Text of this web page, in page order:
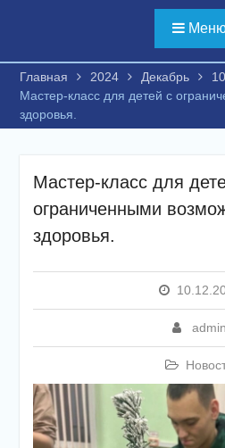
Главная 2024 Декабрь
10
Мастер-класс для детей с
здоровья.
Мастер-класс для
ограниченными
здоровья.
admin